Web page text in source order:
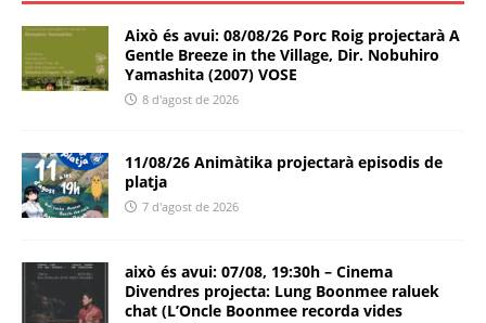
Això és avui: 08/08/26 Porc Roig projectarà A
Gentle Breeze in the Village, Dir. Nobuhiro
Yamashita (2007) VOSE
8 d'agost de 2026
11/08/26 Animàtika projectarà episodis de
platja
7 d'agost de 2026
això és avui: 07/08, 19:30h – Cinema
Divendres projecta: Lung Boonmee raluek
chat (L’Oncle Boonmee recorda vides